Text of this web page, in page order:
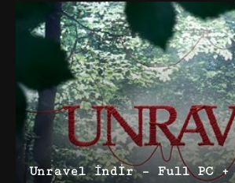
Unravel İndir – Full PC +